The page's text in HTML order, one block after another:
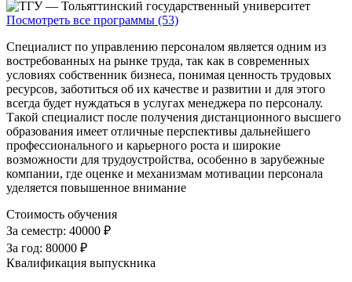
Посмотреть все программы (53)
Специалист по управлению персоналом является одним из
востребованных на рынке труда, так как в современных
условиях собственник бизнеса, понимая ценность трудовых
ресурсов, заботиться об их качестве и развитии и для этого
всегда будет нуждаться в услугах менеджера по персоналу.
Такой специалист после получения дистанционного высшего
образования имеет отличные перспективы дальнейшего
профессионального и карьерного роста и широкие
возможности для трудоустройства, особенно в зарубежные
компании, где оценке и механизмам мотивации персонала
уделяется повышенное внимание
Стоимость обучения
За семестр: 40000 ₽
За год: 80000 ₽
Квалификация выпускника